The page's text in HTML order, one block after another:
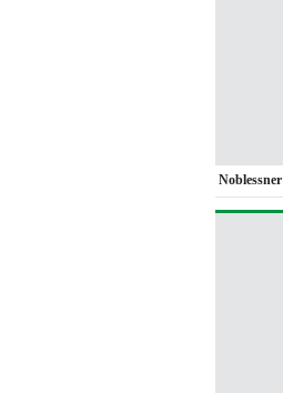
Noblessner